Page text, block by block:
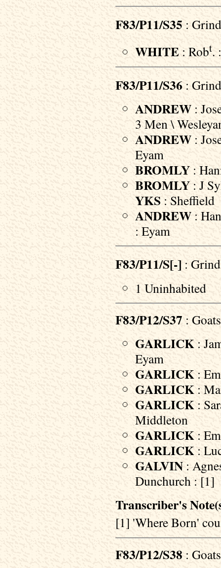
F83/P11/S35 :
WHITE : Robt.
F83/P11/S36 :
ANDREW :
3 Men \
ANDREW :
Eyam
BROMLY :
BROMLY : J
YKS : Sheffield
ANDREW :
: Eyam
F83/P11/S[-] :
1 Uninhabited
F83/P12/S37 :
GARLICK :
Eyam
GARLICK :
GARLICK :
GARLICK :
Middleton
GARLICK :
GARLICK :
GALVIN :
Dunchurch : [1]
Transcriber's
[1] 'Where Born'
F83/P12/S38 :